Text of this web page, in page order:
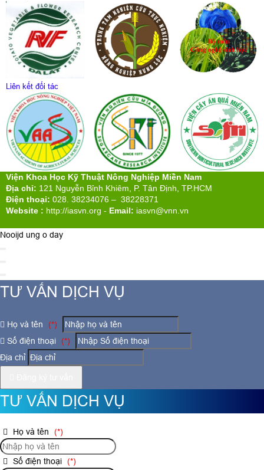
Liên kết đối tác
Viện Khoa Học Kỹ Thuật Nông Nghiệp Miền Nam
Địa chỉ: 121 Nguyễn Bỉnh Khiêm, P. Tân Định, TP.HCM
Điện thoại: 028. 38234076 – 38228371
Website : http://iasvn.org - Email: iasvn@vnn.vn
Nooijd ung o day
TƯ VẤN DỊCH VỤ
Họ và tên
(*)
Số điện thoại
(*)
Địa chỉ
TƯ VẤN DỊCH VỤ
Họ và tên (*)
Số điện thoại (*)